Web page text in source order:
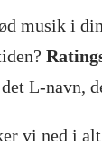
musik i
L-navn,
vi ned i